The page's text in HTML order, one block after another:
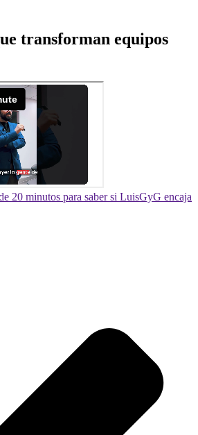
transforman equipos
20 minutos para saber si LuisGyG encaja